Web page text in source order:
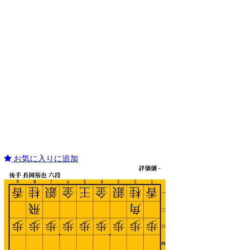
お気に入りに追加
1
2
3
4
5
6
7
8
9
一
二
三
四
後手 長岡裕也 六段
評価値 -
香
歩
桂
角
歩
銀
歩
金
歩
王
歩
金
歩
銀
歩
桂
飛
歩
香
歩